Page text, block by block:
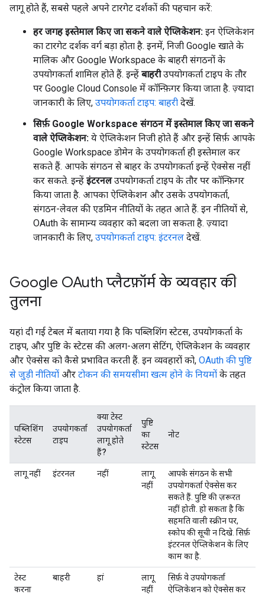
लागू होते हैं, सबसे पहले अपने टारगेट दर्शकों की पहचान करें:
हर जगह इस्तेमाल किए जा सकने वाले ऐप्लिकेशन: इन ऐप्लिकेशन
का टारगेट दर्शक वर्ग बड़ा होता है. इनमें, निजी Google खाते के
मालिक और Google Workspace के बाहरी संगठनों के
उपयोगकर्ता शामिल होते हैं. इन्हें बाहरीउपयोगकर्ता टाइप के तौर
पर Google Cloud Console में कॉन्फ़िगर किया जाता है. ज़्यादा
जानकारी के लिए, उपयोगकर्ता टाइप: बाहरी देखें.
सिर्फ़ Google Workspace संगठन में इस्तेमाल किए जा सकने
वाले ऐप्लिकेशन: ये ऐप्लिकेशन निजी होते हैं और इन्हें सिर्फ़ आपके
Google Workspace डोमेन के उपयोगकर्ता ही इस्तेमाल कर
सकते हैं. आपके संगठन से बाहर के उपयोगकर्ता इन्हें ऐक्सेस नहीं
कर सकते. इन्हें इंटरनलउपयोगकर्ता टाइप के तौर पर कॉन्फ़िगर
किया जाता है. आपका ऐप्लिकेशन और उसके उपयोगकर्ता,
संगठन-लेवल की एडमिन नीतियों के तहत आते हैं. इन नीतियों से,
OAuth के सामान्य व्यवहार को बदला जा सकता है. ज़्यादा
जानकारी के लिए, उपयोगकर्ता टाइप: इंटरनल देखें.
Google OAuth प्लैटफ़ॉर्म के व्यवहार की
तुलना
यहां दी गई टेबल में बताया गया है कि पब्लिशिंग स्टेटस, उपयोगकर्ता के
टाइप, और पुष्टि के स्टेटस की अलग-अलग सेटिंग, ऐप्लिकेशन के व्यवहार
और ऐक्सेस को कैसे प्रभावित करती हैं. इन व्यवहारों को, OAuth की पुष्टि
से जुड़ी नीतियों और टोकन की समयसीमा खत्म होने के नियमों के तहत
कंट्रोल किया जाता है.
पब्लिशिंग
स्टेटस
उपयोगकर्ता
टाइप
क्या टेस्ट
उपयोगकर्ता
लागू होते
हैं?
पुष्टि
का
स्टेटस
नोट
लागू नहीं इंटरनल नहीं
लागू
नहीं
आपके संगठन के सभी
उपयोगकर्ता ऐक्सेस कर
सकते हैं. पुष्टि की ज़रूरत
नहीं होती. हो सकता है कि
सहमति वाली स्क्रीन पर,
स्कोप की सूची न दिखे. सिर्फ़
इंटरनल ऐप्लिकेशन के लिए
काम का है.
टेस्ट
करना
बाहरी हां
लागू
नहीं
सिर्फ़ वे उपयोगकर्ता
ऐप्लिकेशन को ऐक्सेस कर